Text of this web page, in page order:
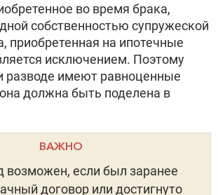
во время брака,
собственностью супружеской
приобретенная на ипотечные
исключением. Поэтому
разводе имеют равноценные
должна быть поделена в
ВАЖНО
возможен, если был заранее
договор или достигнуто